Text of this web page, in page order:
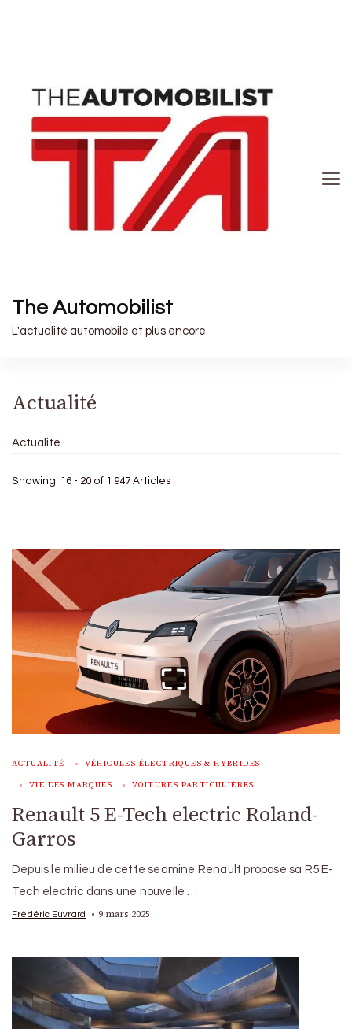
The Automobilist
L'actualité automobile et plus encore
Actualité
Actualité
Showing: 16 - 20 of 1 947 Articles
ACTUALITÉ VÉHICULES ÉLECTRIQUES & HYBRIDES
VIE DES MARQUES VOITURES PARTICULIÈRES
Renault 5 E-Tech electric Roland-
Garros
Depuis le milieu de cette seamine Renault propose sa R5 E-
Tech electric dans une nouvelle …
Frédéric Euvrard 9 mars 2025